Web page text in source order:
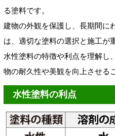
る塗料です。
建物の外観を保護し、長期間に
は、適切な塗料の選択と施工が
水性塗料の特徴や利点を理解し
物の耐久性や美観を向上させる
水性塗料の利点